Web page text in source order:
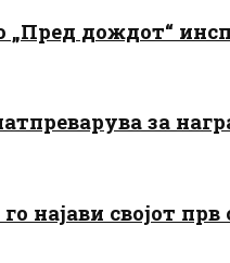
„Пред дождот“
за
најави својот